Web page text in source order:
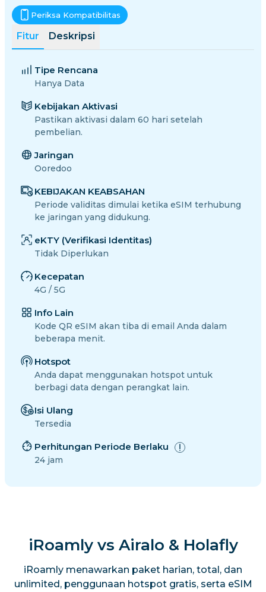
Fitur Deskripsi
Periksa Kompatibilitas
Tipe Rencana
Hanya Data
Kebijakan Aktivasi
Pastikan aktivasi dalam 60 hari setelah
pembelian.
Jaringan
Ooredoo
KEBIJAKAN KEABSAHAN
Periode validitas dimulai ketika eSIM terhubung
ke jaringan yang didukung.
eKTY (Verifikasi Identitas)
Tidak Diperlukan
Kecepatan
4G / 5G
Info Lain
Kode QR eSIM akan tiba di email Anda dalam
beberapa menit.
Hotspot
Anda dapat menggunakan hotspot untuk
berbagi data dengan perangkat lain.
Isi Ulang
Tersedia
Perhitungan Periode Berlaku
24 jam
iRoamly vs Airalo & Holafly
iRoamly menawarkan paket harian, total, dan
unlimited, penggunaan hotspot gratis, serta eSIM